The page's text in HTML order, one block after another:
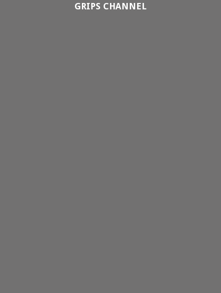
GRIPS CHANNEL